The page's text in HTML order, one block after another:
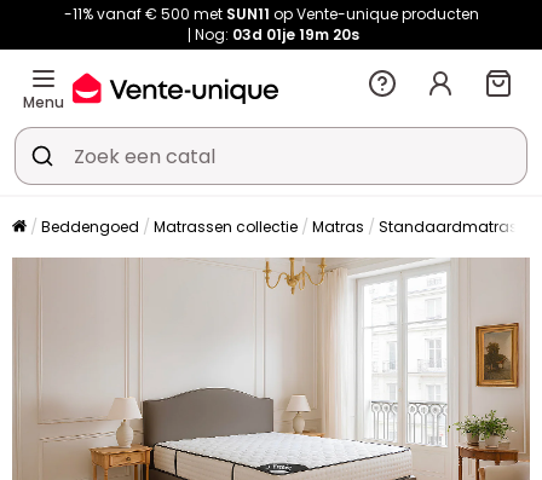
-11% vanaf € 500 met SUN11 op Vente-unique producten
Nog: 03d 01je 19m 20s
Menu
Beddengoed Matrassen collectie Matras Standaardmatras